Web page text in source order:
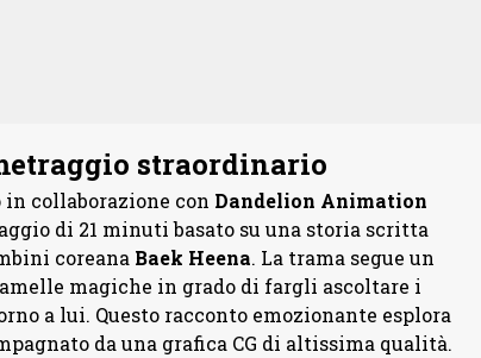
straordinario
in collaborazione con Dandelion Animation
di 21 minuti basato su una storia scritta
coreana Baek Heena. La trama segue un
magiche in grado di fargli ascoltare i
a lui. Questo racconto emozionante esplora
da una grafica CG di altissima qualità.